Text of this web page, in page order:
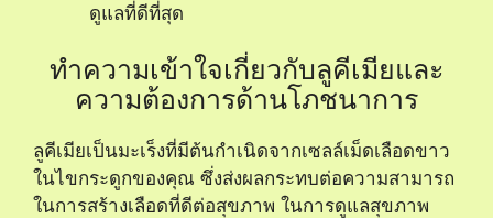
ดูแลที่ดีที่สุด
ทำความเข้าใจเกี่ยวกับลูคีเมียและ
ความต้องการด้านโภชนาการ
ลูคีเมียเป็นมะเร็งที่มีต้นกำเนิดจากเซลล์เม็ดเลือดขาว
ในไขกระดูกของคุณ ซึ่งส่งผลกระทบต่อความสามารถ
ในการสร้างเลือดที่ดีต่อสุขภาพ ในการดูแลสุขภาพ